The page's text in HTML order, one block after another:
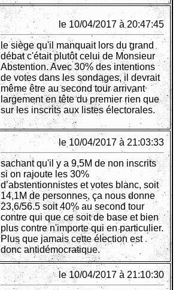
le 10/04/2017 à 20:47:45
le siège qu'il manquait lors du grand
débat c'était plutôt celui de Monsieur
Abstention. Avec 30% des intentions
de votes dans les sondages, il devrait
même être au second tour arrivant
largement en tête du premier rien que
sur les inscrits aux listes électorales.
le 10/04/2017 à 21:03:33
sachant qu'il y a 9,5M de non inscrits
si on rajoute les 30%
d’abstentionnistes et votes blanc, soit
14,1M de personnes, ça nous donne
23,6/56.5 soit 40% au second tour
contre qui que ce soit de base et bien
plus contre n'importe qui en particulier.
Plus que jamais cette élection est
donc antidémocratique.
le 10/04/2017 à 21:10:30